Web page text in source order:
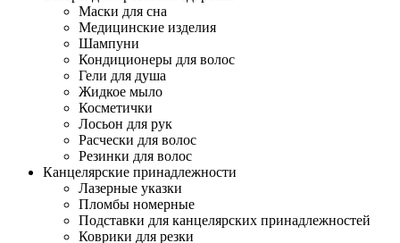
Маски для сна
Медицинские изделия
Шампуни
Кондиционеры для волос
Гели для душа
Жидкое мыло
Косметички
Лосьон для рук
Расчески для волос
Резинки для волос
Канцелярские принадлежности
Лазерные указки
Пломбы номерные
Подставки для канцелярских принадлежностей
Коврики для резки